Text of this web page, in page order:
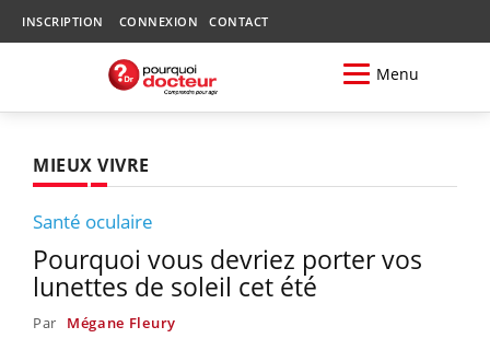
INSCRIPTION CONNEXION CONTACT
Menu
MIEUX VIVRE
Santé oculaire
Pourquoi vous devriez porter vos
lunettes de soleil cet été
Par Mégane Fleury